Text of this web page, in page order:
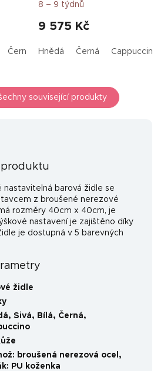
Černá Cappuccino
8 – 9 týdnů
9 575 Kč
Hnědá Černá Cappuccino
související produkty
produktu
nastavitelná barová židle se
z broušené nerezové
rozměry 40cm x 40cm, je
nastavení je zajištěno díky
je dostupná v 5 barevných
židle
, Sivá, Bílá, Černá,
broušená nerezová ocel,
PU koženka